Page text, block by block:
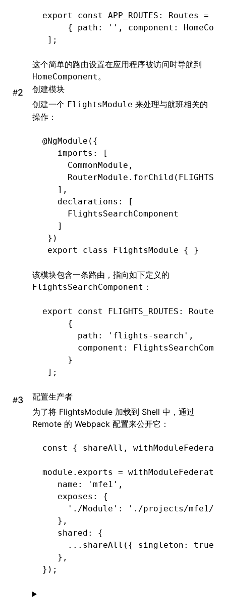
export const APP_ROUTES : Routes =
     { path
: '' , component :
];
这个简单的路由设置在应用程序被访问时导航到
HomeComponent。
#
创建模块
创建一个 FlightsModule 来处理与航班相关的
操作：
@NgModule ({
   imports
:
[
     CommonModule
,
     RouterModule
.forChild (
   ]
,
   declarations
:
[
     FlightsSearchComponent
   ]
})
export
class FlightsModule { }
该模块包含一条路由，指向如下定义的
FlightsSearchComponent ：
export const FLIGHTS_ROUTES : Routes
     {
       path
: 'flights-search' ,
       component
:
     }
];
#
配置生产者
为了将 FlightsModule 加载到 Shell 中，通过
Remote 的 Webpack 配置来公开它：
const { shareAll ,
module . exports =
   name
: 'mfe1' ,
   exposes
:
{
     './Module'
:
'./projects/mfe1/
   }
,
   shared
:
{
     ...
shareAll ({ singleton : true
   }
,
});